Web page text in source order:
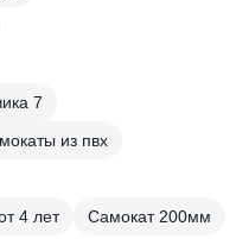
7
из пвх
4 лет
Самокат 200мм